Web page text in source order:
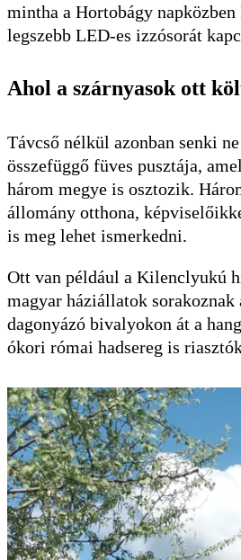
mintha a Hortobágy
legszebb LED-es izzósorát
Ahol a szárnyasok ott
Távcső nélkül azonban senki
összefüggő füves pusztája,
három megye is osztozik.
állomány otthona,
is meg lehet ismerkedni.
Ott van például a Kilenclyukú
magyar háziállatok
dagonyázó bivalyokon át a
ókori római hadsereg is